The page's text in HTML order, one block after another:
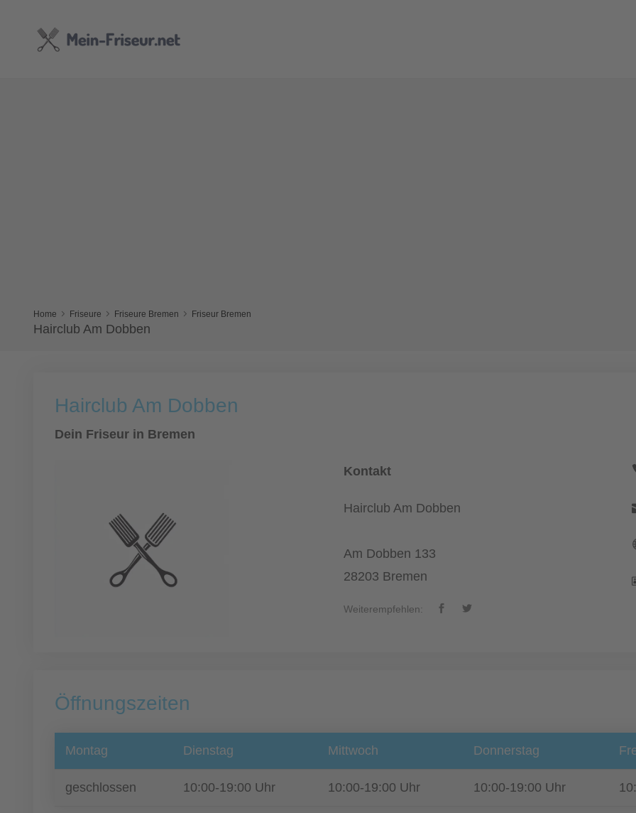
Home Friseure Friseure Bremen Friseur Bremen
Hairclub Am Dobben
Hairclub Am Dobben
Dein Friseur in Bremen
Kontakt
Hairclub Am Dobben
Am Dobben 133
28203 Bremen
Weiterempfehlen:
Öffnungszeiten
Montag Dienstag Mittwoch Donnerstag
geschlossen 10:00-19:00 Uhr 10:00-19:00 Uhr 10:00-19:00 Uhr